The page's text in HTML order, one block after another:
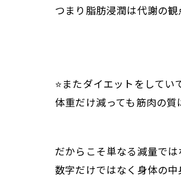
つまり脂肪浸潤は代謝の観
⭐️またダイエットをしてい
体重だけ減っても筋肉の質
だからこそ単なる減量で
数字だけではなく身体の